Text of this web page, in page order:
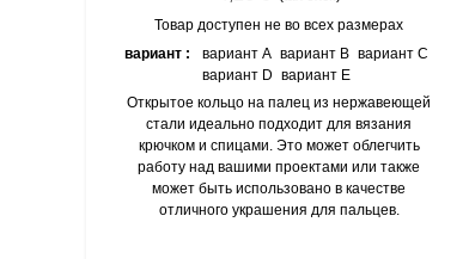
Товар доступен не во всех размерах
вариант :
вариант A вариант B вариант C
вариант D вариант E
Открытое кольцо на палец из нержавеющей
стали идеально подходит для вязания
крючком и спицами. Это может облегчить
работу над вашими проектами или также
может быть использовано в качестве
отличного украшения для пальцев.